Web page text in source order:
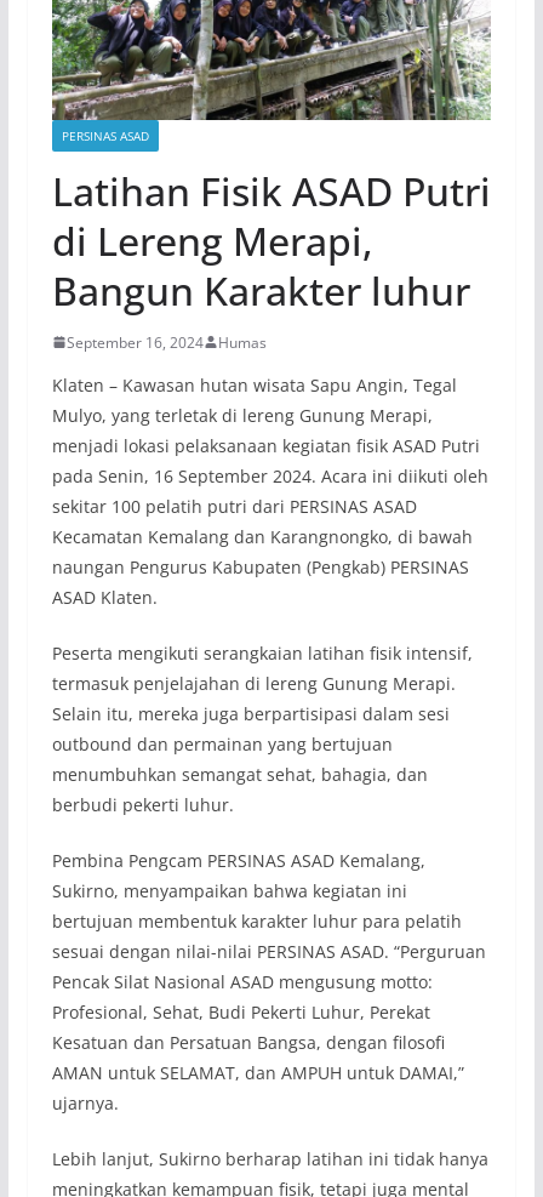
PERSINAS ASAD
Latihan Fisik ASAD Putri
di Lereng Merapi,
Bangun Karakter luhur
September 16, 2024 Humas
Klaten – Kawasan hutan wisata Sapu Angin, Tegal
Mulyo, yang terletak di lereng Gunung Merapi,
menjadi lokasi pelaksanaan kegiatan fisik ASAD Putri
pada Senin, 16 September 2024. Acara ini diikuti oleh
sekitar 100 pelatih putri dari PERSINAS ASAD
Kecamatan Kemalang dan Karangnongko, di bawah
naungan Pengurus Kabupaten (Pengkab) PERSINAS
ASAD Klaten.
Peserta mengikuti serangkaian latihan fisik intensif,
termasuk penjelajahan di lereng Gunung Merapi.
Selain itu, mereka juga berpartisipasi dalam sesi
outbound dan permainan yang bertujuan
menumbuhkan semangat sehat, bahagia, dan
berbudi pekerti luhur.
Pembina Pengcam PERSINAS ASAD Kemalang,
Sukirno, menyampaikan bahwa kegiatan ini
bertujuan membentuk karakter luhur para pelatih
sesuai dengan nilai-nilai PERSINAS ASAD. “Perguruan
Pencak Silat Nasional ASAD mengusung motto:
Profesional, Sehat, Budi Pekerti Luhur, Perekat
Kesatuan dan Persatuan Bangsa, dengan filosofi
AMAN untuk SELAMAT, dan AMPUH untuk DAMAI,”
ujarnya.
Lebih lanjut, Sukirno berharap latihan ini tidak hanya
meningkatkan kemampuan fisik, tetapi juga mental